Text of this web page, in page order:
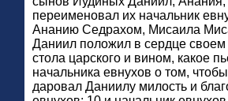
переименовал их начальник
Ананию Седрахом, Мисаила
Даниил положил в сердце своем
стола царского и вином, какое
начальника евнухов о том,
даровал Даниилу милость и